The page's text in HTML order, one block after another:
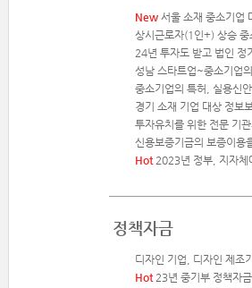
New서울 소재 중소기업
상시근로자(1인+) 상승
24년 투자도 받고 법인
성남 스타트업~중소기업
중소기업의 특허, 실용신
경기 소재 기업 대상 정보
투자유치를 위한 전문 기
신용보증기금의 보증이
Hot 2023년 정부, 지자체
정책자금
디자인 기업, 디자인 제조
Hot 23년 중기부 정책자